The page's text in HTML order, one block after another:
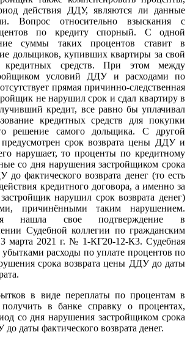
действия ДДУ, являются ли данные
Вопрос относительно взыскания с
по кредиту спорный. С одной
суммы таких процентов ставит в
дольщиков, купивших квартиры за свой
средств. При этом между
условий ДДУ и расходами по
прямая причинно-следственная
не нарушил срок и сдал квартиру в
кредит, все равно бы уплачивал
кредитных средств для покупки
решение самого дольщика. С другой
срок возврата цены ДДУ и
нарушает, то проценты по кредитному
со дня нарушения застройщиком срока
до фактического возврата денег (то есть
кредитного договора, а именно за
нарушил срок возврата денег)
причинёнными таким нарушением.
нашла свое подтверждение в
Судебной коллегии по гражданским
марта 2021 г. № 1-КГ20-12-К3. Судебная
убытками расходы по уплате процентов по
срока возврата цены ДДУ до даты
в виде переплаты по процентам в
в банке справку о процентах,
со дня нарушения застройщиком срока
даты фактического возврата денег.